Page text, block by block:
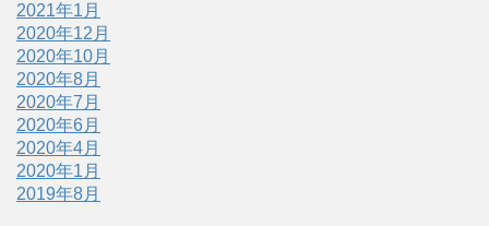
2021年1月
2020年12月
2020年10月
2020年8月
2020年7月
2020年6月
2020年4月
2020年1月
2019年8月